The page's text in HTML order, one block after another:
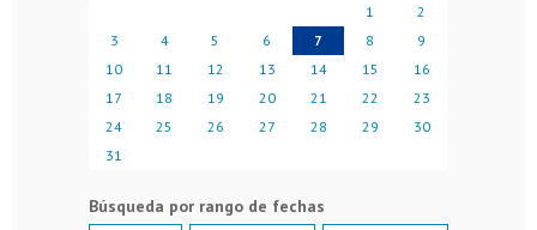
1
2
3
4 5 6 7 8
9
10
11 12 13 14 15
16
17
18 19 20 21 22
23
24
25 26 27 28 29
30
31